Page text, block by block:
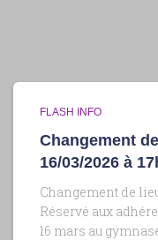
FLASH INFO
Changement
16/03/2026 à
Changement de
Réservé aux
16 mars au